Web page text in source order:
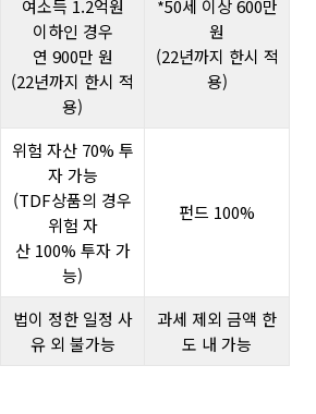
여소득 1.2억원
이하인 경우
연 900만 원
(22년까지 한시 적
용)
*50세 이상 600만
원
(22년까지 한시 적
용)
위험 자산 70% 투
자 가능
(TDF상품의 경우
위험 자
산 100% 투자 가
능)
펀드 100%
법이 정한 일정 사
유 외 불가능
과세 제외 금액 한
도 내 가능